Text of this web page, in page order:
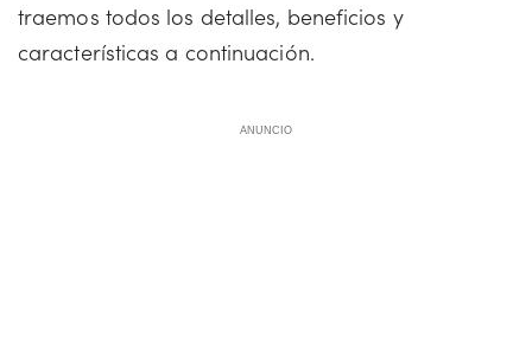
traemos todos los detalles, beneficios y
características a continuación.
ANUNCIO